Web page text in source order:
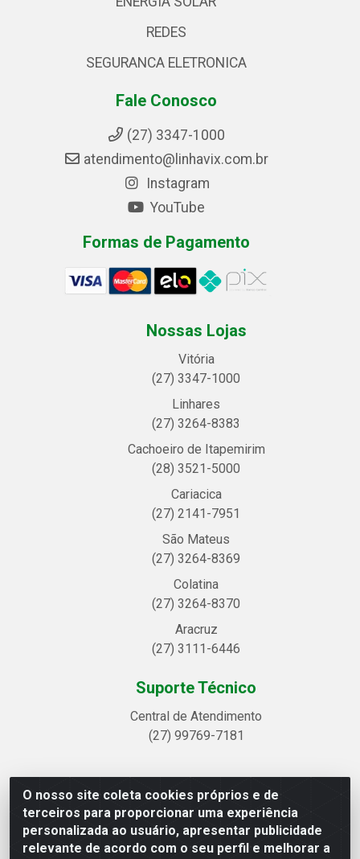
O nosso site coleta cookies próprios e de
terceiros para proporcionar uma experiência
personalizada ao usuário, apresentar publicidade
relevante de acordo com o seu perfil e melhorar a
REDES
SEGURANCA ELETRONICA
Fale Conosco
(27) 3347-1000
atendimento@linhavix.com.br
Instagram
YouTube
Formas de Pagamento
Nossas Lojas
Vitória
(27) 3347-1000
Linhares
(27) 3264-8383
Cachoeiro de Itapemirim
(28) 3521-5000
Cariacica
(27) 2141-7951
São Mateus
(27) 3264-8369
Colatina
(27) 3264-8370
Aracruz
(27) 3111-6446
Suporte Técnico
Central de Atendimento
(27) 99769-7181
Linhavix Distribuidora LTDA - Avenida Alegre, 2521 -
Quadra314 Lote 05 e 07 - Shell, Linhares/ES - CEP
29.901-605 - CNPJ 20.857.514/0001-75